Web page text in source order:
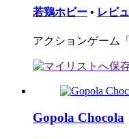
若鶏ホビー • レビ
アクションゲーム
Gopola Chocola